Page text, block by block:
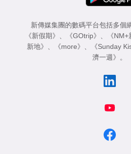
新傳媒集團的數碼平台包括多個
《新假期》
《GOtrip》 《
新地》
《more》 《Sunday
濟一週》
。